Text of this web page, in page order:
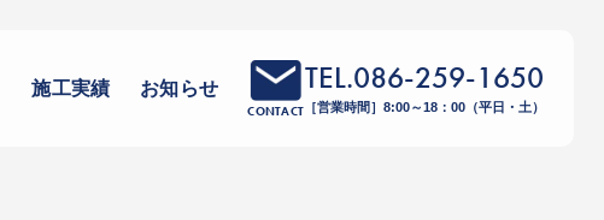
施工実績 お知らせ
CONTACT
TEL.086-259-1650
［営業時間］8:00～18：00（平日・土）